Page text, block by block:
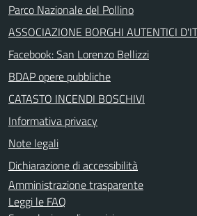
Parco Nazionale del Pollino
ASSOCIAZIONE BORGHI AUTENTICI
Facebook: San Lorenzo Bellizzi
BDAP opere pubbliche
CATASTO INCENDI BOSCHIVI
Informativa privacy
Note legali
Dichiarazione di accessibilità
Amministrazione trasparente
Leggi le FAQ